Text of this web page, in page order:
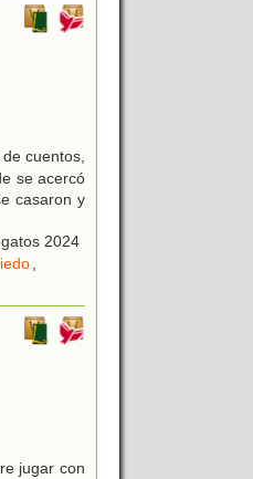
cuentos,
se acercó
casaron y
2024
,
jugar con